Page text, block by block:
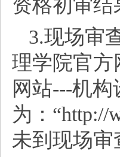
资格初审结
3.现场审
理学院官方
网站---机
为：“http://
未到现场